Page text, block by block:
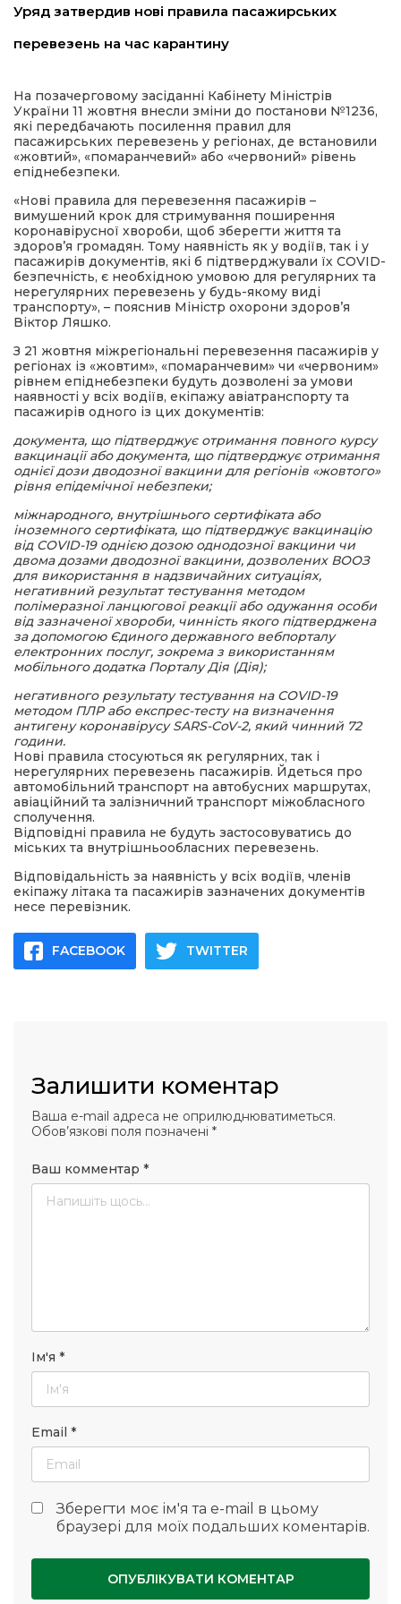
Уряд затвердив нові правила пасажирських
перевезень на час карантину
На позачерговому засіданні Кабінету Міністрів
України 11 жовтня внесли зміни до постанови №1236,
які передбачають посилення правил для
пасажирських перевезень у регіонах, де встановили
«жовтий», «помаранчевий» або «червоний» рівень
епіднебезпеки.
«Нові правила для перевезення пасажирів –
вимушений крок для стримування поширення
коронавірусної хвороби, щоб зберегти життя та
здоров’я громадян. Тому наявність як у водіїв, так і у
пасажирів документів, які б підтверджували їх COVID-
безпечність, є необхідною умовою для регулярних та
нерегулярних перевезень у будь-якому виді
транспорту», – пояснив Міністр охорони здоров’я
Віктор Ляшко.
З 21 жовтня міжрегіональні перевезення пасажирів у
регіонах із «жовтим», «помаранчевим» чи «червоним»
рівнем епіднебезпеки будуть дозволені за умови
наявності у всіх водіїв, екіпажу авіатранспорту та
пасажирів одного із цих документів:
документа, що підтверджує отримання повного курсу
вакцинації або документа, що підтверджує отримання
однієї дози дводозної вакцини для регіонів «жовтого»
рівня епідемічної небезпеки;
міжнародного, внутрішнього сертифіката або
іноземного сертифіката, що підтверджує вакцинацію
від COVID-19 однією дозою однодозної вакцини чи
двома дозами дводозної вакцини, дозволених ВООЗ
для використання в надзвичайних ситуаціях,
негативний результат тестування методом
полімеразної ланцюгової реакції або одужання особи
від зазначеної хвороби, чинність якого підтверджена
за допомогою Єдиного державного вебпорталу
електронних послуг, зокрема з використанням
мобільного додатка Порталу Дія (Дія);
негативного результату тестування на COVID-19
методом ПЛР або експрес-тесту на визначення
антигену коронавірусу SARS-CoV-2, який чинний 72
години.
Нові правила стосуються як регулярних, так і
нерегулярних перевезень пасажирів. Йдеться про
автомобільний транспорт на автобусних маршрутах,
авіаційний та залізничний транспорт міжобласного
сполучення.
Відповідні правила не будуть застосовуватись до
міських та внутрішньообласних перевезень.
Відповідальність за наявність у всіх водіїв, членів
екіпажу літака та пасажирів зазначених документів
несе перевізник.
FACEBOOK TWITTER
Залишити коментар
Ваша e-mail адреса не оприлюднюватиметься.
Обов’язкові поля позначені *
Ваш комментар *
Ім'я *
Email *
Зберегти моє ім'я та e-mail в цьому
браузері для моїх подальших коментарів.